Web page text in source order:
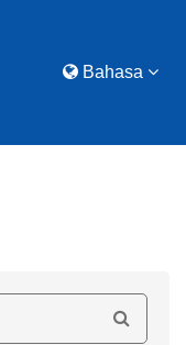
Bahasa